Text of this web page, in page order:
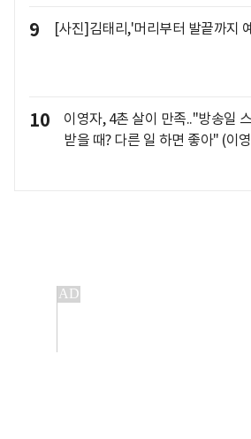
9 [사진]김태리,'머리부터 발끝까지
10
이영자, 4촌 살이 만족.."방송일
받을 때? 다른 일 하면 좋아" (이